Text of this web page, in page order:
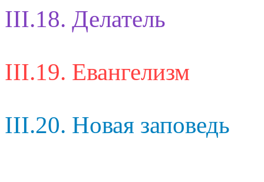
III.18. Делатель
III.19. Евангелизм
III.20. Новая заповедь